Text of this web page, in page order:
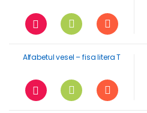
Alfabetul vesel – fisa litera T